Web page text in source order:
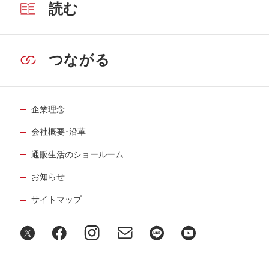
読む
つながる
企業理念
会社概要･沿革
通販生活のショールーム
お知らせ
サイトマップ